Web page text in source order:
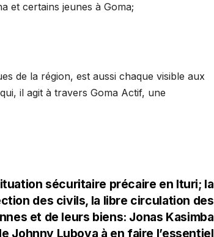
et certains jeunes à Goma;
de la région, est aussi chaque visible aux
il agit à travers Goma Actif, une
sécuritaire précaire en Ituri; la
des civils, la libre circulation des
et de leurs biens: Jonas Kasimba
Johnny Luboya à en faire l’essentiel